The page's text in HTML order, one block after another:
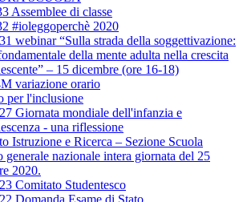
Assemblee di classe
#ioleggoperchè 2020
webinar “Sulla strada della soggettivazione:
della mente adulta nella crescita
– 15 dicembre (ore 16-18)
variazione orario
per l'inclusione
Giornata mondiale dell'infanzia e
- una riflessione
Istruzione e Ricerca – Sezione Scuola
generale nazionale intera giornata del 25
2020.
Comitato Studentesco